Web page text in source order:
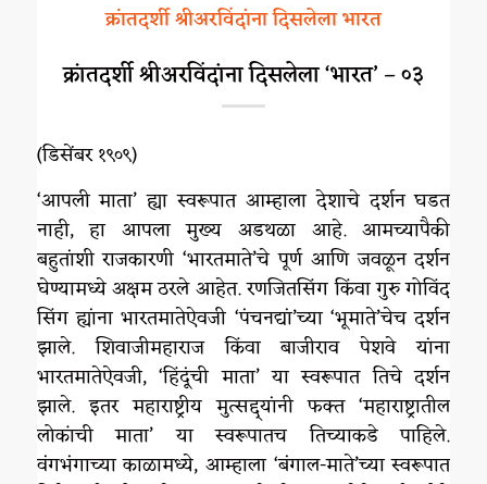
क्रांतदर्शी श्रीअरविंदांना दिसलेला भारत
क्रांतदर्शी श्रीअरविंदांना दिसलेला ‘भारत’ – ०३
(डिसेंबर १९०९)
‘आपली माता’ ह्या स्वरूपात आम्हाला देशाचे दर्शन घडत
नाही, हा आपला मुख्य अडथळा आहे. आमच्यापैकी
बहुतांशी राजकारणी ‘भारतमाते’चे पूर्ण आणि जवळून दर्शन
घेण्यामध्ये अक्षम ठरले आहेत. रणजितसिंग किंवा गुरु गोविंद
सिंग ह्यांना भारतमातेऐवजी ‘पंचनद्यां’च्या ‘भूमाते’चेच दर्शन
झाले. शिवाजीमहाराज किंवा बाजीराव पेशवे यांना
भारतमातेऐवजी, ‘हिंदूंची माता’ या स्वरूपात तिचे दर्शन
झाले. इतर महाराष्ट्रीय मुत्सद्द्यांनी फक्त ‘महाराष्ट्रातील
लोकांची माता’ या स्वरूपातच तिच्याकडे पाहिले.
वंगभंगाच्या काळामध्ये, आम्हाला ‘बंगाल-माते’च्या स्वरूपात